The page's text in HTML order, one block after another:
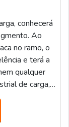
conhecerá
Ao
no ramo, o
e terá a
qualquer
de carga,
assertividade
SOBRE